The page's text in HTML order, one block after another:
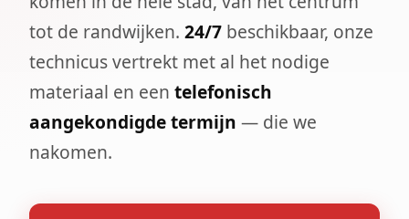
tot de randwijken. 24/7 beschikbaar, onze
technicus vertrekt met al het nodige
materiaal en een telefonisch
aangekondigde termijn — die we
nakomen.